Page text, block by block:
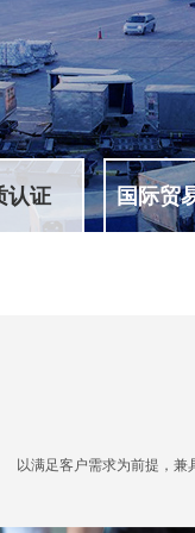
认证 国际贸
以满足客户需求为前提，